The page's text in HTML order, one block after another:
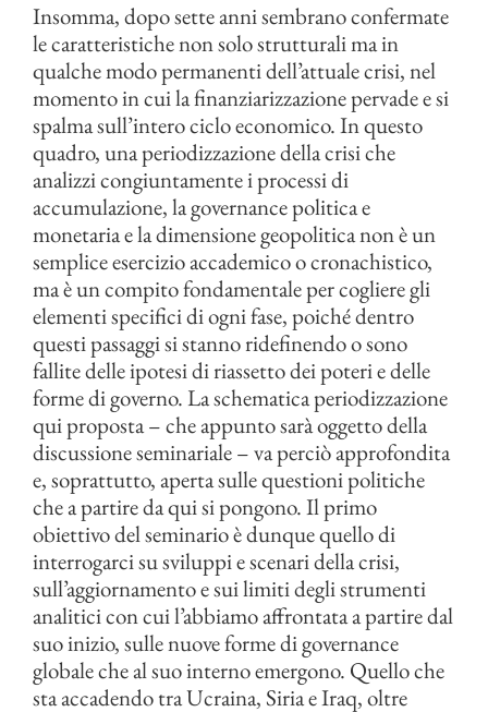
Insomma, dopo sette anni sembrano confermate
le caratteristiche non solo strutturali ma in
qualche modo permanenti dell’attuale crisi, nel
momento in cui la finanziarizzazione pervade e si
spalma sull’intero ciclo economico. In questo
quadro, una periodizzazione della crisi che
analizzi congiuntamente i processi di
accumulazione, la governance politica e
monetaria e la dimensione geopolitica non è un
semplice esercizio accademico o cronachistico,
ma è un compito fondamentale per cogliere gli
elementi specifici di ogni fase, poiché dentro
questi passaggi si stanno ridefinendo o sono
fallite delle ipotesi di riassetto dei poteri e delle
forme di governo. La schematica periodizzazione
qui proposta – che appunto sarà oggetto della
discussione seminariale – va perciò approfondita
e, soprattutto, aperta sulle questioni politiche
che a partire da qui si pongono. Il primo
obiettivo del seminario è dunque quello di
interrogarci su sviluppi e scenari della crisi,
sull’aggiornamento e sui limiti degli strumenti
analitici con cui l’abbiamo affrontata a partire dal
suo inizio, sulle nuove forme di governance
globale che al suo interno emergono. Quello che
sta accadendo tra Ucraina, Siria e Iraq, oltre